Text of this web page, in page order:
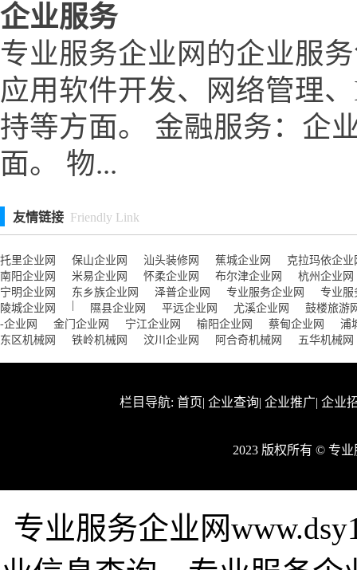
企业服务
专业服务企业网的企业服
应用软件开发、网络管理
持等方面。 金融服务：企
面。 物...
友情链接 Friendly Link
托里企业网 保山企业网 汕头装修网 蕉城企业网
克拉玛依企业
南阳企业网
米易企业网 怀柔企业网 布尔津企业网
杭州企业网
宁明企业网
东乡族企业网 泽普企业网 专业服务企业网
专业服
陵城企业网
隰县企业网 平远企业网 尤溪企业网
鼓楼旅游
-企业网
金门企业网 宁江企业网 榆阳企业网 蔡甸企业网
浦
东区机械网
铁岭机械网 汶川企业网 阿合奇机械网 五华机械网
栏目导航: 首页| 企业查询| 企业推广| 企业
2023 版权所有 © 专
专业服务企业网